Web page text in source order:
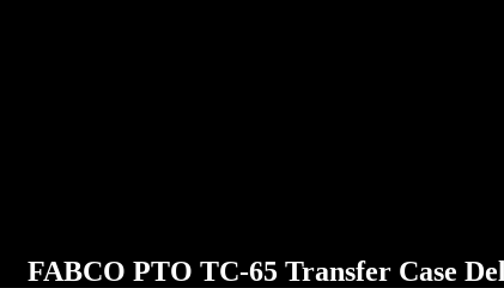
FABCO PTO TC-65 Transfer Case